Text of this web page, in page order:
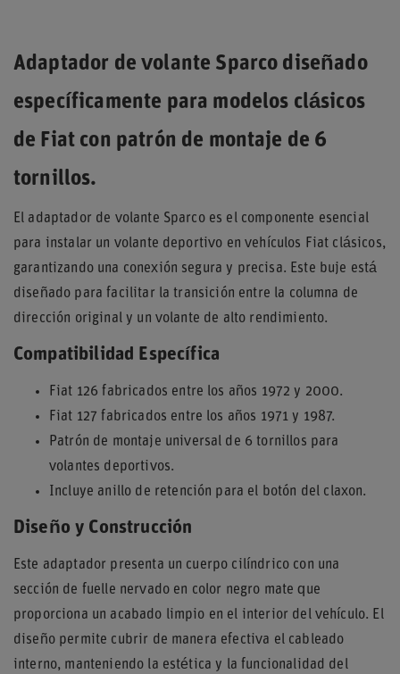
Adaptador de volante Sparco diseñado
específicamente para modelos clásicos
de Fiat con patrón de montaje de 6
tornillos.
El adaptador de volante Sparco es el componente esencial
para instalar un volante deportivo en vehículos Fiat clásicos,
garantizando una conexión segura y precisa. Este buje está
diseñado para facilitar la transición entre la columna de
dirección original y un volante de alto rendimiento.
Compatibilidad Específica
Fiat 126 fabricados entre los años 1972 y 2000.
Fiat 127 fabricados entre los años 1971 y 1987.
Patrón de montaje universal de 6 tornillos para
volantes deportivos.
Incluye anillo de retención para el botón del claxon.
Diseño y Construcción
Este adaptador presenta un cuerpo cilíndrico con una
sección de fuelle nervado en color negro mate que
proporciona un acabado limpio en el interior del vehículo. El
diseño permite cubrir de manera efectiva el cableado
interno, manteniendo la estética y la funcionalidad del